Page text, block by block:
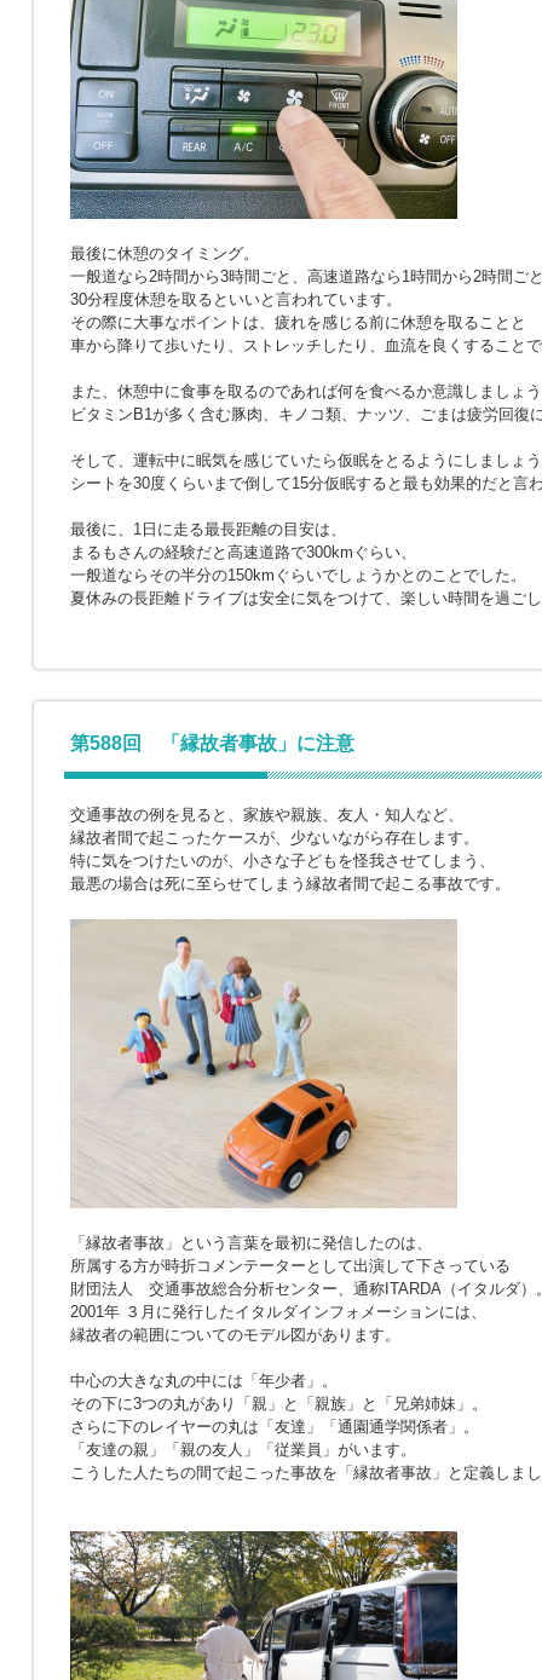
最後に休憩のタイミング。
一般道なら2時間から3時間ごと、高速道路なら1時間から2時間ご
30分程度休憩を取るといいと言われています。
その際に大事なポイントは、疲れを感じる前に休憩を取ることと
車から降りて歩いたり、ストレッチしたり、血流を良くすること
また、休憩中に食事を取るのであれば何を食べるか意識しましょ
ビタミンB1が多く含む豚肉、キノコ類、ナッツ、ごまは疲労回復
そして、運転中に眠気を感じていたら仮眠をとるようにしましょ
シートを30度くらいまで倒して15分仮眠すると最も効果的だと言
最後に、1日に走る最長距離の目安は、
まるもさんの経験だと高速道路で300kmぐらい、
一般道ならその半分の150kmぐらいでしょうかとのことでした。
夏休みの長距離ドライブは安全に気をつけて、楽しい時間を過ご
第588回 「縁故者事故」に注意
交通事故の例を見ると、家族や親族、友人・知人など、
縁故者間で起こったケースが、少ないながら存在します。
特に気をつけたいのが、小さな子どもを怪我させてしまう、
最悪の場合は死に至らせてしまう縁故者間で起こる事故です。
「縁故者事故」という言葉を最初に発信したのは、
所属する方が時折コメンテーターとして出演して下さっている
財団法人 交通事故総合分析センター、通称ITARDA（イタルダ）
2001年 ３月に発行したイタルダインフォメーションには、
縁故者の範囲についてのモデル図があります。
中心の大きな丸の中には「年少者」。
その下に3つの丸があり「親」と「親族」と「兄弟姉妹」。
さらに下のレイヤーの丸は「友達」「通園通学関係者」。
「友達の親」「親の友人」「従業員」がいます。
こうした人たちの間で起こった事故を「縁故者事故」と定義しま